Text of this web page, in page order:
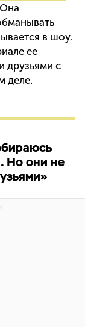
в шоу.
ее
друзьями с
деле.
Но они не